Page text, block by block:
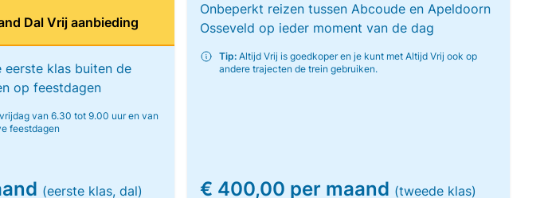
Dal Vrij aanbieding
eerste klas buiten de
op feestdagen
van 6.30 tot 9.00 uur en van
feestdagen
(eerste klas, dal)
Onbeperkt reizen tussen Abcoude en Apeldoorn
Osseveld op ieder moment van de dag
Tip:Altijd Vrij is goedkoper en je kunt met Altijd Vrij ook op
andere trajecten de trein gebruiken.
€ 400,00 per maand (tweede klas)